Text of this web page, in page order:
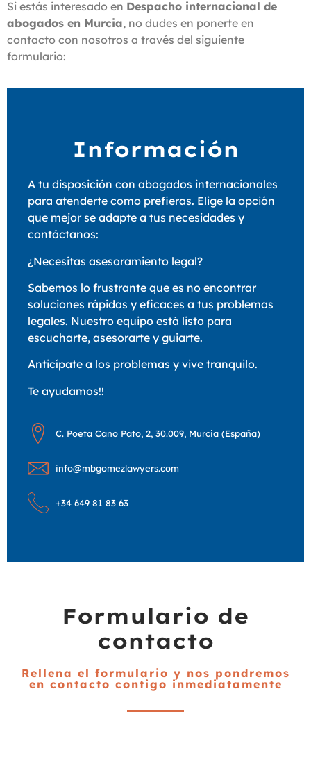
Si estás interesado en Despacho internacional de
abogados en Murcia, no dudes en ponerte en
contacto con nosotros a través del siguiente
formulario:
Información
A tu disposición con abogados internacionales
para atenderte como prefieras. Elige la opción
que mejor se adapte a tus necesidades y
contáctanos:
¿Necesitas asesoramiento legal?
Sabemos lo frustrante que es no encontrar
soluciones rápidas y eficaces a tus problemas
legales. Nuestro equipo está listo para
escucharte, asesorarte y guiarte.
Anticípate a los problemas y vive tranquilo.
Te ayudamos!!
C. Poeta Cano Pato, 2, 30.009, Murcia (España)
info@mbgomezlawyers.com
+34 649 81 83 63
Formulario de
contacto
Rellena el formulario y nos pondremos
en contacto contigo inmediatamente